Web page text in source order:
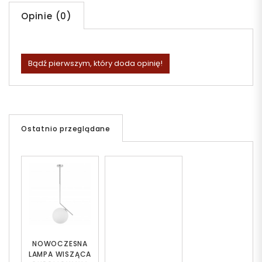
Opinie (0)
Bądź pierwszym, który doda opinię!
Ostatnio przeglądane
NOWOCZESNA
LAMPA WISZĄCA